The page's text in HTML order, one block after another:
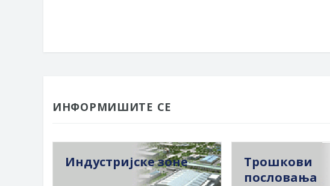
ИНФОРМИШИТЕ СЕ
Индустријске зоне
Трошкови
пословања